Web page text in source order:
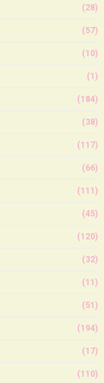
(28)
(57)
(10)
(1)
(184)
(38)
(117)
(66)
(111)
(45)
(120)
(32)
(11)
(51)
(194)
(17)
(110)